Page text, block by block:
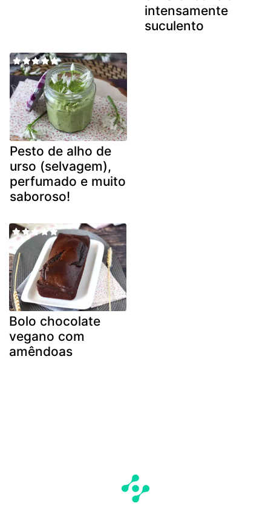
intensamente
suculento
Pesto de alho de
urso (selvagem),
perfumado e muito
saboroso!
Bolo chocolate
vegano com
amêndoas